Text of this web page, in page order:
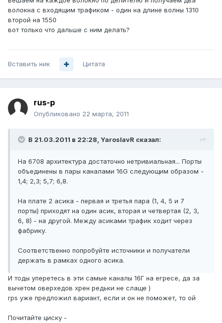
волокна с входящим трафиком - один на длине волны 1310
второй на 1550
вот только что дальше с ним делать?
Вставить ник Цитата
rus-p
Опубликовано 22 марта, 2011
В 21.03.2011 в 22:28, YaroslavR сказал:
На 6708 архитектура достаточно нетривиальная... Порты
объединены в пары каналами 16G следующим образом -
1,4; 2,3; 5,7; 6,8.
На плате 2 асика - первая и третья пара (1, 4, 5 и 7
порты) приходят на один асик, вторая и четвертая (2, 3,
6, 8) - на другой. Между асиками трафик ходит через
фабрику.
Соответственно попробуйте источники и получатели
держать в рамках одного асика.
И тоды уперетесь в эти самые каналы 16Г на егресе, да за
вычетом оверхедов хрен редьки не слаще )
rps уже предложил вариант, если и он не поможет, то ой
Почитайте циску -